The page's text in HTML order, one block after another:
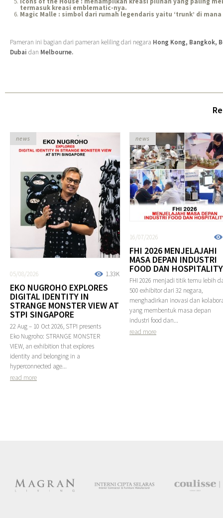
termasuk kreasi emblematic-nya.
Magic Malle : simbol dari rumah legendaris yaitu ‘trunk’ di
Pameran ini bagian dari pameran keliling dari negara Hong Kong, Bangkok,
Dubai dan Melbourne.
1.33K
05/08/2026
EKO NUGROHO EXPLORES
DIGITAL IDENTITY IN
STRANGE MONSTER VIEW AT
STPI SINGAPORE
22 Aug – 10 Oct 2026, STPI presents
Eko Nugroho: STRANGE MONSTER
VIEW, an exhibition that explores
identity and belonging in a
hyperconnected age...
read more
news
16/07/2026
FHI 2026 MENJELAJAHI
MASA DEPAN INDUSTRI
FOOD DAN HOSPITALITY
FHI 2026 menjadi titik temu lebih
500 exhibitor dari 32 negara,
menghadirkan inovasi dan
yang membentuk masa depan
industri food dan...
read more
news